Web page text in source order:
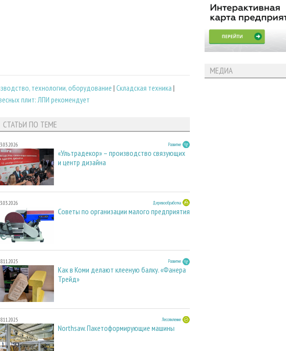
технологии, оборудование | Складская техника |
плит: ЛПИ рекомендует
СТАТЬИ ПО ТЕМЕ
Развитие
«Ультрадекор» – производство связующих
и центр дизайна
Деревообработка
Советы по организации малого предприятия
Развитие
Как в Коми делают клееную балку. «Фанера
Трейд»
Лесопиление
Northsaw. Пакетоформирующие машины
МЕДИА